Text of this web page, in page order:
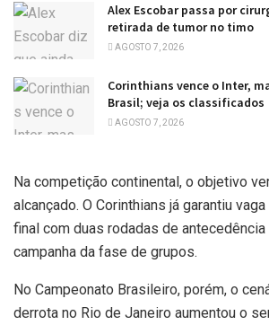
Alex Escobar passa por
retirada de tumor no timo
AGOSTO 7, 2026
Corinthians vence o Inter,
Brasil; veja os classificados
AGOSTO 7, 2026
Na competição continental, o objetivo
alcançado. O Corinthians já garantiu
final com duas rodadas de
campanha da fase de grupos.
No Campeonato Brasileiro, porém, o
derrota no Rio de Janeiro aumentou o